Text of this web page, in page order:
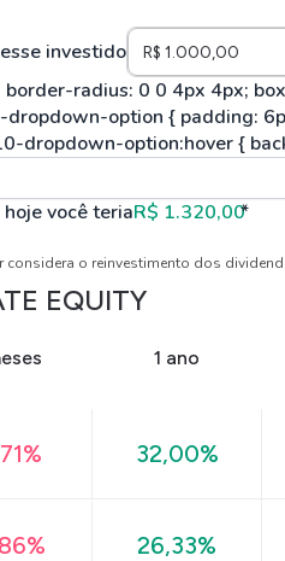
investido
hoje você teriaR$ 1.320,00*
considera o reinvestimento dos
EQUITY
1 ano
32,00%
26,33%